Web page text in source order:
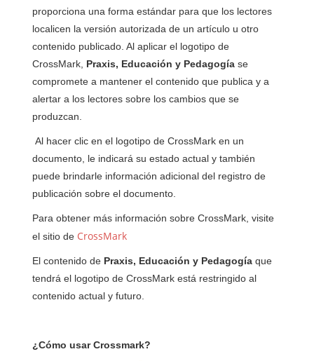
proporciona una forma estándar para que los lectores
localicen la versión autorizada de un artículo u otro
contenido publicado. Al aplicar el logotipo de
CrossMark, Praxis, Educación y Pedagogía se
compromete a mantener el contenido que publica y a
alertar a los lectores sobre los cambios que se
produzcan.
Al hacer clic en el logotipo de CrossMark en un
documento, le indicará su estado actual y también
puede brindarle información adicional del registro de
publicación sobre el documento.
Para obtener más información sobre CrossMark, visite
el sitio de CrossMark
El contenido de Praxis, Educación y Pedagogía que
tendrá el logotipo de CrossMark está restringido al
contenido actual y futuro.
¿Cómo usar Crossmark?